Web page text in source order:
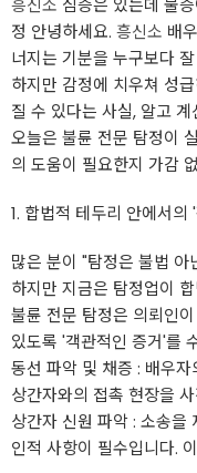
흥신소 심증은 있는데 물
정 안녕하세요. 흥신소 배
너지는 기분을 누구보다
하지만 감정에 치우쳐 성
질 수 있다는 사실, 알고 계
오늘은 불륜 전문 탐정이
의 도움이 필요한지 가감
1. 합법적 테두리 안에서의
많은 분이 "탐정은 불법 아
하지만 지금은 탐정업이
불륜 전문 탐정은 의뢰인
있도록 '객관적인 증거'를
동선 파악 및 채증 : 배우
상간자와의 접촉 현장을
상간자 신원 파악 : 소송을
인적 사항이 필수입니다.